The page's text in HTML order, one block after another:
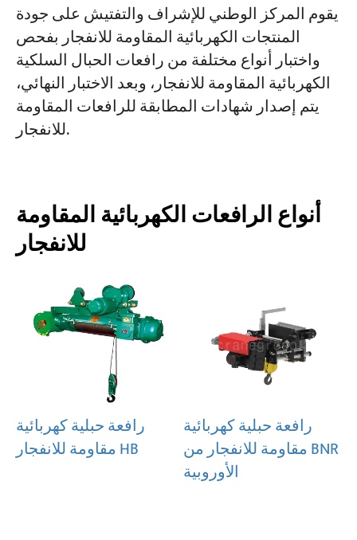
يقوم المركز الوطني للإشراف والتفتيش على جودة
المنتجات الكهربائية المقاومة للانفجار بفحص
واختبار أنواع مختلفة من رافعات الحبال السلكية
الكهربائية المقاومة للانفجار، وبعد الاختبار النهائي،
يتم إصدار شهادات المطابقة للرافعات المقاومة
للانفجار.
أنواع الرافعات الكهربائية المقاومة
للانفجار
رافعة حبلية كهربائية
مقاومة للانفجار HB
رافعة حبلية كهربائية
مقاومة للانفجار من BNR
الأوروبية